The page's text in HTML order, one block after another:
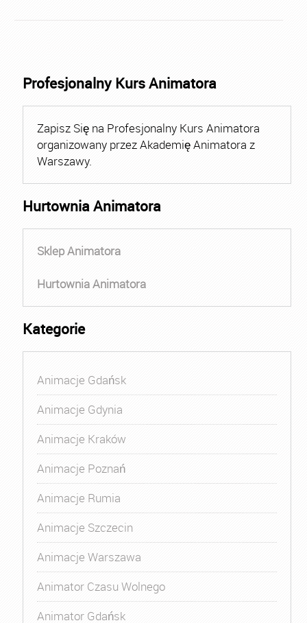
Profesjonalny Kurs Animatora
Zapisz Się na Profesjonalny Kurs Animatora
organizowany przez Akademię Animatora z
Warszawy.
Hurtownia Animatora
Sklep Animatora
Hurtownia Animatora
Kategorie
Animacje Gdańsk
Animacje Gdynia
Animacje Kraków
Animacje Poznań
Animacje Rumia
Animacje Szczecin
Animacje Warszawa
Animator Czasu Wolnego
Animator Gdańsk